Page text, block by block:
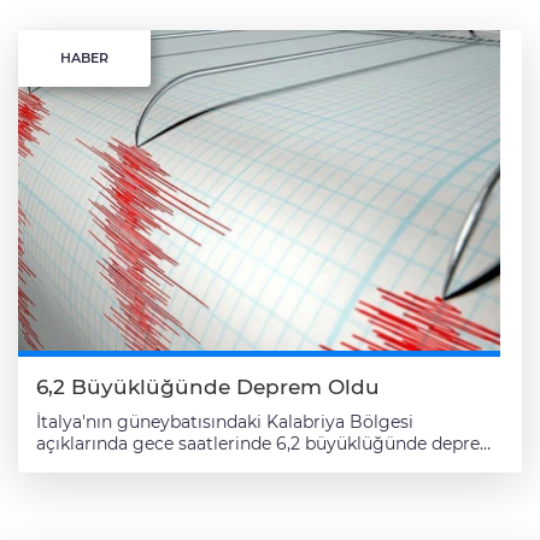
HABER
6,2 Büyüklüğünde Deprem Oldu
İtalya'nın güneybatısındaki Kalabriya Bölgesi
açıklarında gece saatlerinde 6,2 büyüklüğünde deprem